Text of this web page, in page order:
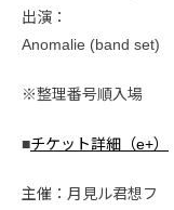
出演：
Anomalie (band set)
※整理番号順入場
■チケット詳細（e+）
主催：月見ル君想フ